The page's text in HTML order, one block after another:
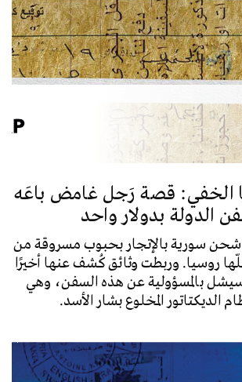
الخفي: قصة رَجل غامض باعَه
الدولة بدولار واحد
سورية بالإتجار بحبوب مسروقة من
روسيا. وربطت وثائق كُشف عنها أخيرًا
بالمسؤولية عن هذه السفن، وهي
المخلوع بشار الأسد.